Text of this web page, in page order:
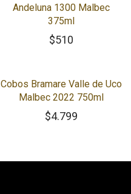
Andeluna 1300 Malbec
375ml
$510
Cobos Bramare Valle de Uco
Malbec 2022 750ml
$4.799